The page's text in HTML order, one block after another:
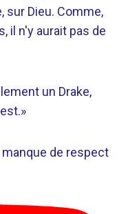
sur Dieu. Comme,
il n'y aurait pas de
un Drake,
manque de respect